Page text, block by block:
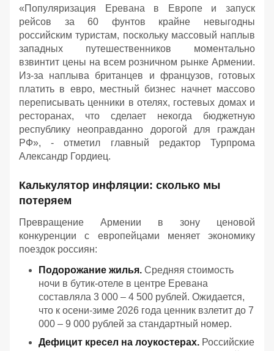
«Популяризация Еревана в Европе и запуск
рейсов за 60 фунтов крайне невыгодны
российским туристам, поскольку массовый наплыв
западных путешественников моментально
взвинтит цены на всем розничном рынке Армении.
Из-за наплыва британцев и французов, готовых
платить в евро, местный бизнес начнет массово
переписывать ценники в отелях, гостевых домах и
ресторанах, что сделает некогда бюджетную
республику неоправданно дорогой для граждан
РФ», - отметил главный редактор Турпрома
Александр Гордиец.
Калькулятор инфляции: сколько мы
потеряем
Превращение Армении в зону ценовой
конкуренции с европейцами меняет экономику
поездок россиян:
Подорожание жилья. Средняя стоимость
ночи в бутик-отеле в центре Еревана
составляла 3 000 – 4 500 рублей. Ожидается,
что к осени-зиме 2026 года ценник взлетит до 7
000 – 9 000 рублей за стандартный номер.
Дефицит кресел на лоукостерах. Российские